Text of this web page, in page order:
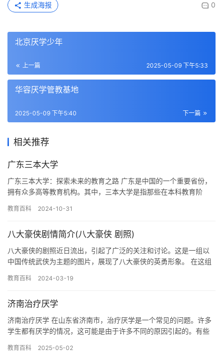
0
生成海报
北京厌学少年
上一篇 2025-05-09 下午5:33
华容厌学管教基地
下一篇
2025-05-09 下午5:40
相关推荐
广东三本大学
广东三本大学：探索未来的教育之路 广东是中国的一个重要省份，
拥有众多高等教育机构。其中，三本大学是指那些在本科教育阶
构。相比…
教育百科 2024-10-31
八大豪侠剧情简介(八大豪侠 剧照)
八大豪侠的剧照近日流出，引起了广泛的关注和讨论。这是一组以
中国传统武侠为主题的图片，展现了八大豪侠的英勇形象。 在这组
他身…
教育百科 2024-03-19
济南治疗厌学
济南治疗厌学 在山东省济南市，治疗厌学是一个常见的问题。许多
学生都有厌学的情况，这可能是由于许多不同的原因引起的。有些
趣的…
教育百科 2025-05-02